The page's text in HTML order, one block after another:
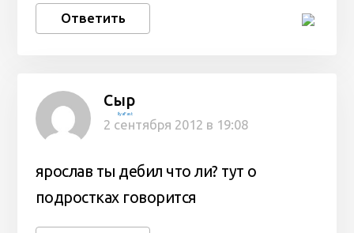
Ответить
Сыр
IlyaFast
2 сентября 2012 в 19:08
ярослав ты дебил что ли? тут о
подростках говорится